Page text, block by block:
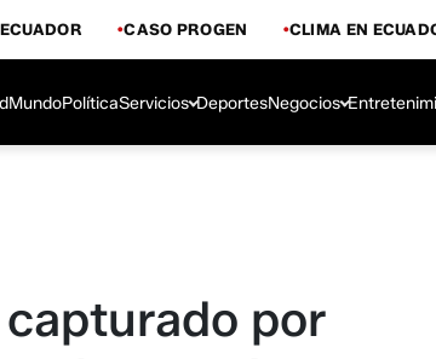
CASO PROGEN CLIMA EN
MundoPolíticaServicios DeportesNegocios
por